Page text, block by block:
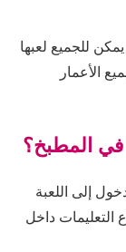
للجميع لعبها
الأعمار
في المطبخ؟
إلى اللعبة
التعليمات داخل